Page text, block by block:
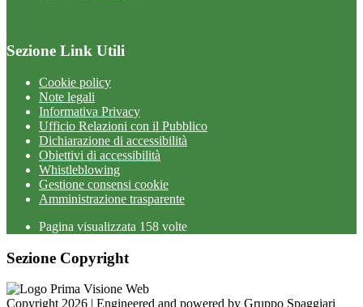
Sezione Link Utili
Cookie policy
Note legali
Informativa Privacy
Ufficio Relazioni con il Pubblico
Dichiarazione di accessibilità
Obiettivi di accessibilità
Whistleblowing
Gestione consensi cookie
Amministrazione trasparente
Pagina visualizzata 158 volte
Sezione Copyright
Copyright 2026 | Engineered and powered by Gruppo Spaggiari